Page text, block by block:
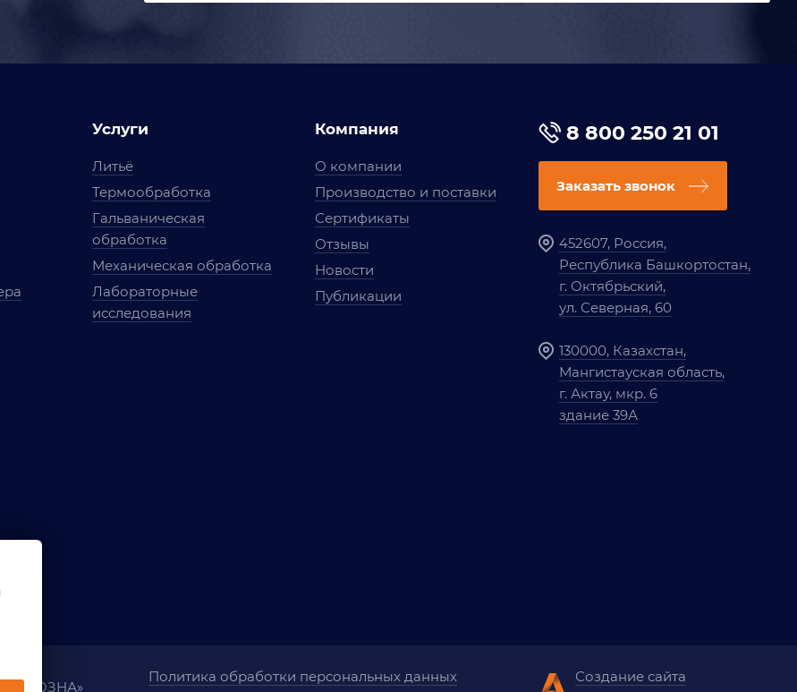
Услуги
Литьё
Термообработка
Гальваническая
обработка
Механическая обработка
Лабораторные
исследования
Компания
О компании
Производство и поставки
Сертификаты
Отзывы
Новости
Публикации
8 800 250 21 01
Заказать звонок
452607, Россия,
Республика Башкортостан,
г. Октябрьский,
ул. Северная, 60
130000, Казахстан,
Мангистауская область,
г. Актау, мкр. 6
здание 39А
«ОЗНА»
Политика обработки персональных данных
Создание сайта